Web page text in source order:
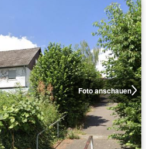
Foto anschauen